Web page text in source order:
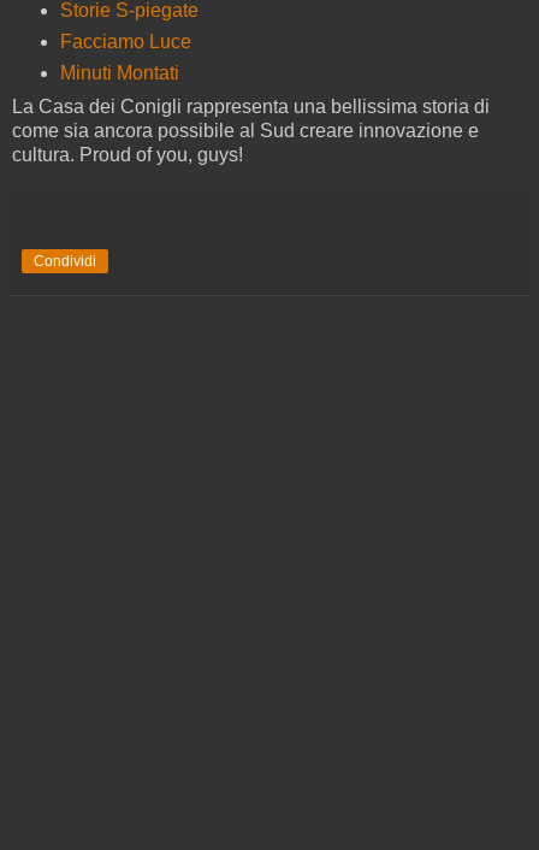
Storie S-piegate
Facciamo Luce
Minuti Montati
La Casa dei Conigli rappresenta una bellissima storia di
come sia ancora possibile al Sud creare innovazione e
cultura. Proud of you, guys!
Condividi